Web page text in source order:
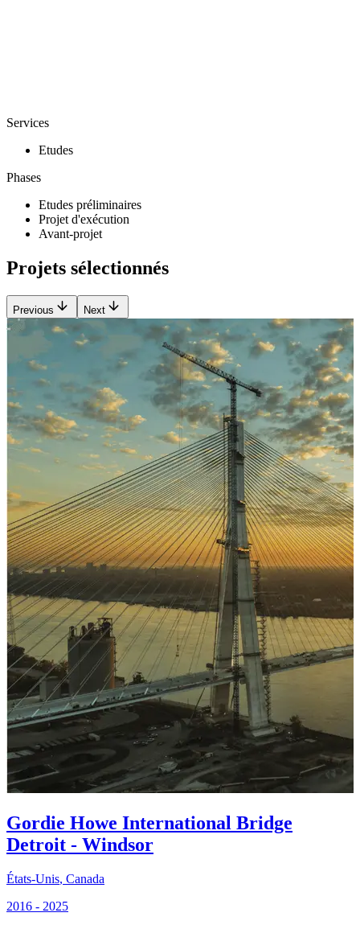
Services
Etudes
Phases
Etudes préliminaires
Projet d'exécution
Avant-projet
Projets sélectionnés
Previous Next
Gordie Howe International Bridge
Detroit - Windsor
États-Unis, Canada
2016 - 2025